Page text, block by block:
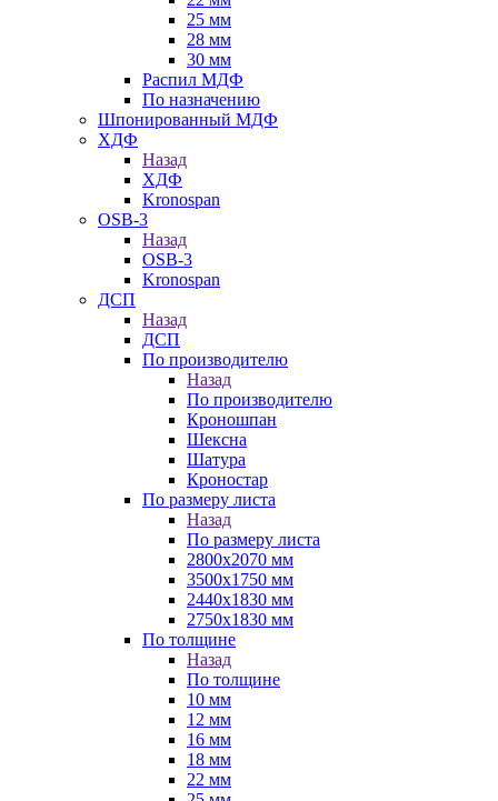
25 мм
28 мм
30 мм
Распил МДФ
По назначению
Шпонированный МДФ
ХДФ
Назад
ХДФ
Kronospan
OSB-3
Назад
OSB-3
Kronospan
ДСП
Назад
ДСП
По производителю
Назад
По производителю
Кроношпан
Шексна
Шатура
Кроностар
По размеру листа
Назад
По размеру листа
2800х2070 мм
3500х1750 мм
2440х1830 мм
2750х1830 мм
По толщине
Назад
По толщине
10 мм
12 мм
16 мм
18 мм
22 мм